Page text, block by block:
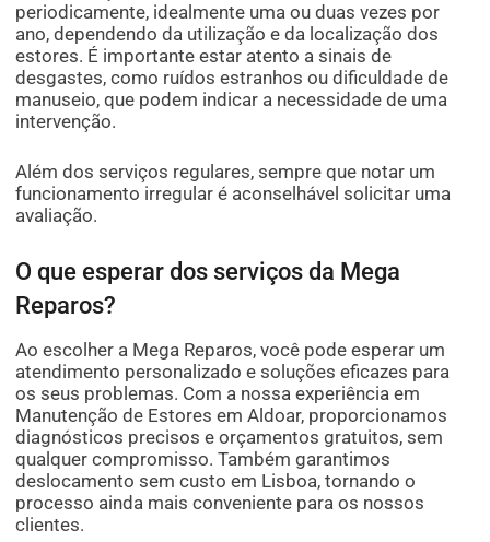
periodicamente, idealmente uma ou duas vezes por
ano, dependendo da utilização e da localização dos
estores. É importante estar atento a sinais de
desgastes, como ruídos estranhos ou dificuldade de
manuseio, que podem indicar a necessidade de uma
intervenção.
Além dos serviços regulares, sempre que notar um
funcionamento irregular é aconselhável solicitar uma
avaliação.
O que esperar dos serviços da Mega
Reparos?
Ao escolher a Mega Reparos, você pode esperar um
atendimento personalizado e soluções eficazes para
os seus problemas. Com a nossa experiência em
Manutenção de Estores em Aldoar, proporcionamos
diagnósticos precisos e orçamentos gratuitos, sem
qualquer compromisso. Também garantimos
deslocamento sem custo em Lisboa, tornando o
processo ainda mais conveniente para os nossos
clientes.